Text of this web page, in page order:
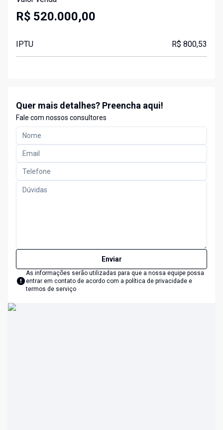
R$ 520.000,00
IPTU R$ 800,53
Quer mais detalhes? Preencha aqui!
Fale com nossos consultores
Enviar
As informações serão utilizadas para que a nossa equipe possa
entrar em contato de acordo com a política de privacidade e
termos de serviço